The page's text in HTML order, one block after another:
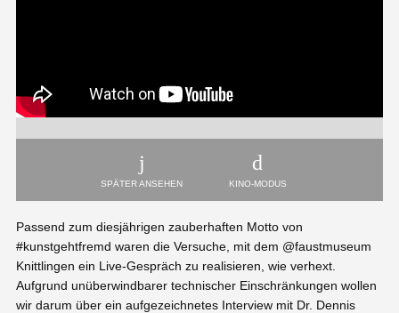
SPÄTER ANSEHEN KINO-MODUS
Passend zum diesjährigen zauberhaften Motto von
#kunstgehtfremd waren die Versuche, mit dem @faustmuseum
Knittlingen ein Live-Gespräch zu realisieren, wie verhext.
Aufgrund unüberwindbarer technischer Einschränkungen wollen
wir darum über ein aufgezeichnetes Interview mit Dr. Dennis